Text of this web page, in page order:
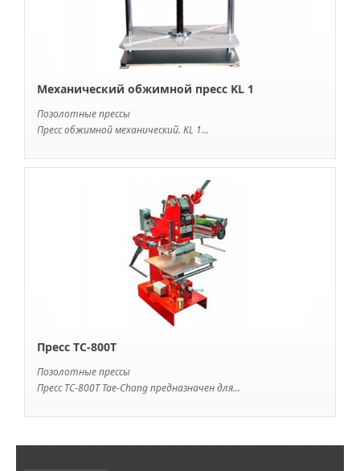
Механический обжимной пресс KL 1
Позолотные прессы
Пресс обжимной механический. KL 1...
Пресс TC-800T
Позолотные прессы
Пресс ТС-800Т Tae-Chang предназначен для...